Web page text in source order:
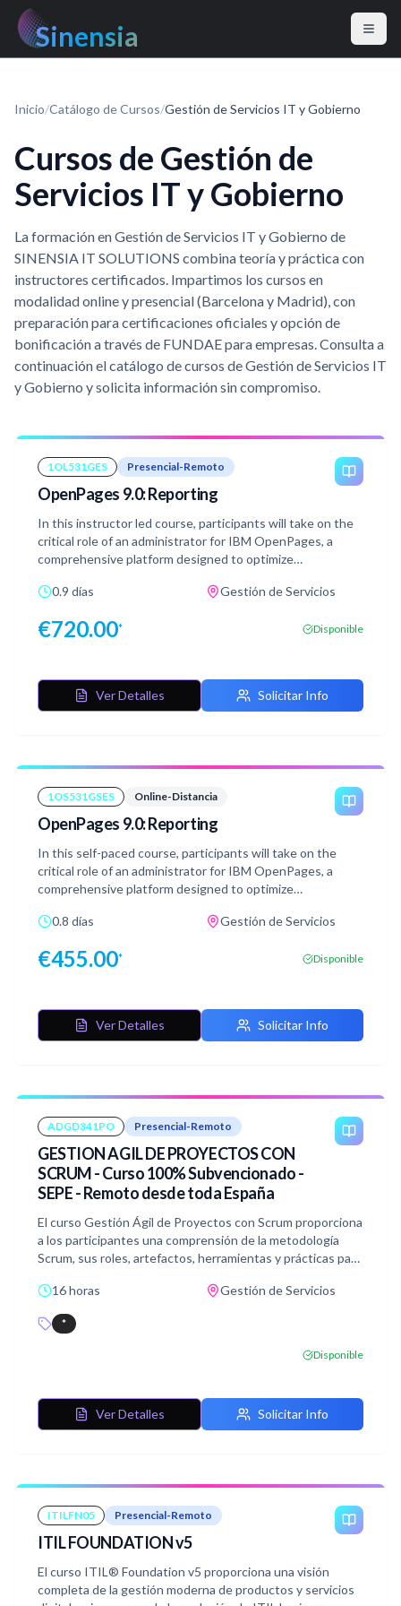
Sinensia
Inicio/Catálogo de Cursos/Gestión de Servicios IT y Gobierno
Cursos de Gestión de
Servicios IT y Gobierno
La formación en Gestión de Servicios IT y Gobierno de
SINENSIA IT SOLUTIONS combina teoría y práctica con
instructores certificados. Impartimos los cursos en
modalidad online y presencial (Barcelona y Madrid), con
preparación para certificaciones oficiales y opción de
bonificación a través de FUNDAE para empresas. Consulta a
continuación el catálogo de cursos de Gestión de Servicios IT
y Gobierno y solicita información sin compromiso.
1OL531GES Presencial-Remoto
OpenPages 9.0: Reporting
In this instructor led course, participants will take on the
critical role of an administrator for IBM OpenPages, a
comprehensive platform designed to optimize
processes within an organization. Through practical,
configuring and managing reporting features within the
0.9 días Gestión de Servicios
€720.00* Disponible
Ver Detalles Solicitar Info
1OS531GSES Online-Distancia
OpenPages 9.0: Reporting
In this self-paced course, participants will take on the
critical role of an administrator for IBM OpenPages, a
comprehensive platform designed to optimize
processes within an organization. Through practical,
configuring and managing reporting features within the
0.8 días Gestión de Servicios
€455.00* Disponible
Ver Detalles Solicitar Info
ADGD341PO Presencial-Remoto
GESTION AGIL DE PROYECTOS CON
SCRUM - Curso 100% Subvencionado -
SEPE - Remoto desde toda España
El curso Gestión Ágil de Proyectos con Scrum proporciona
a los participantes una comprensión de la metodología
Scrum, sus roles, artefactos, herramientas y prácticas para
índole.
16 horas Gestión de Servicios
*
Disponible
Ver Detalles Solicitar Info
ITILFN05 Presencial-Remoto
ITIL FOUNDATION v5
El curso ITIL® Foundation v5 proporciona una visión
completa de la gestión moderna de productos y servicios